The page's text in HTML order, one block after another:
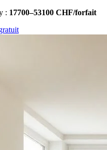
: 17700–53100 CHF/forfait